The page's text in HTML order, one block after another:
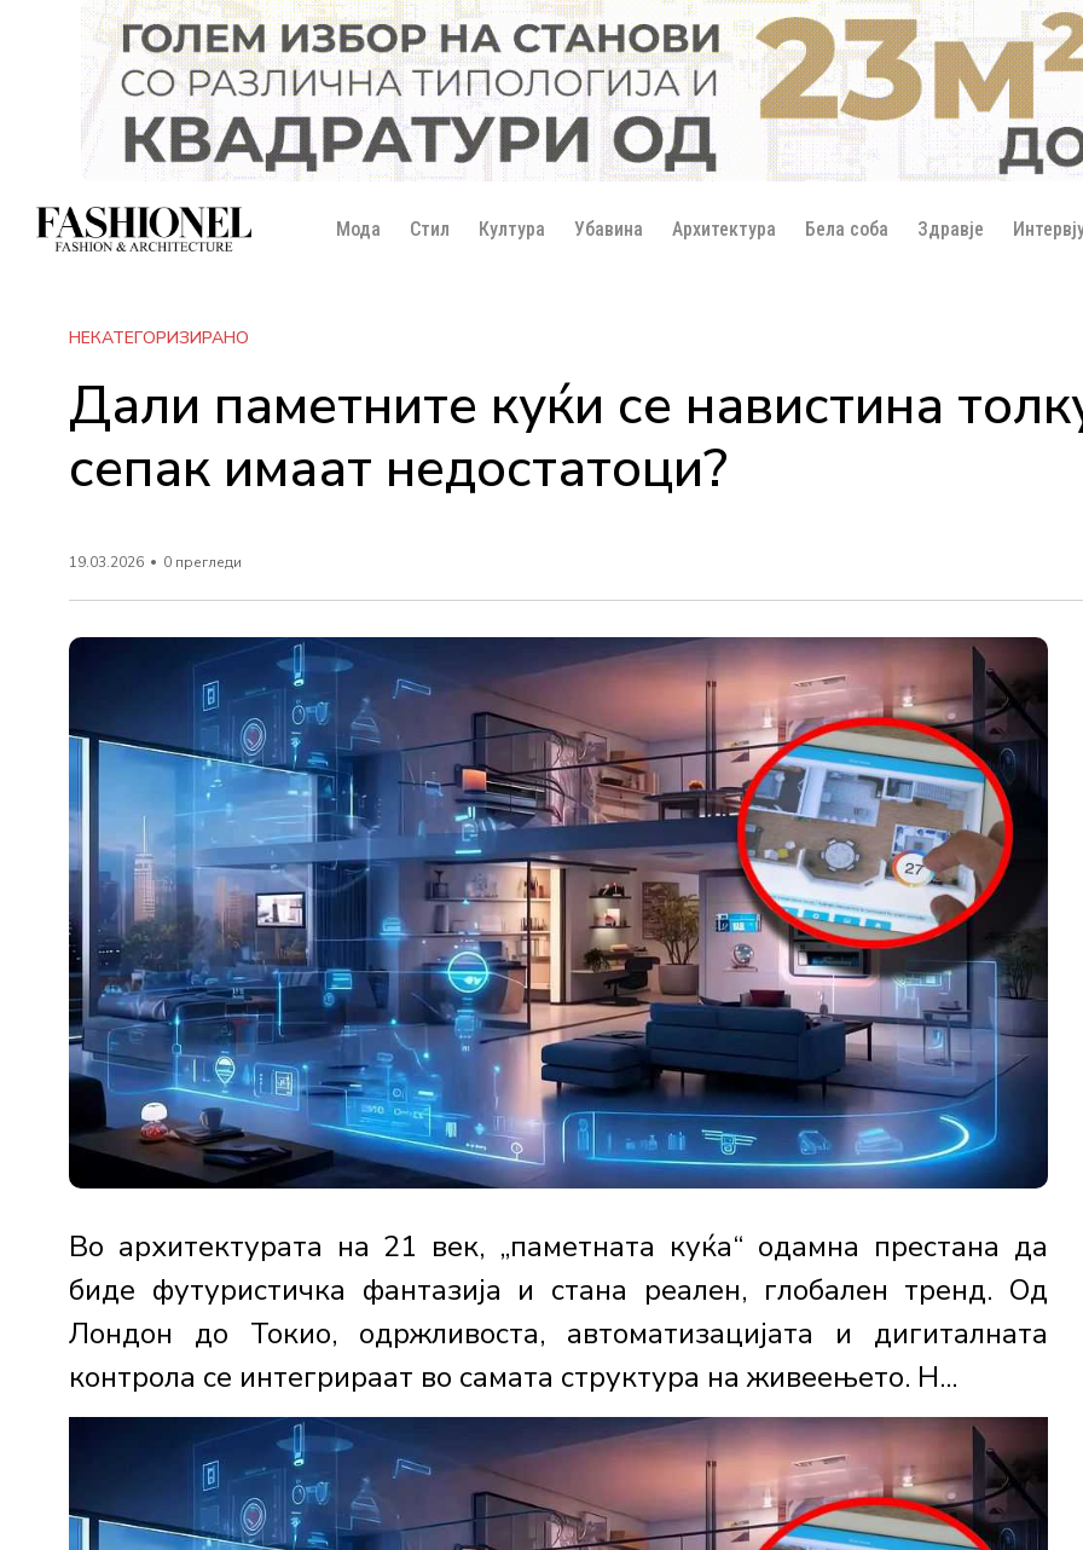
Мода Стил Култура Убавина Архитектура Бела соба Здравје
НЕКАТЕГОРИЗИРАНО
Дали паметните куќи се навистина
сепак имаат недостатоци?
19.03.2026 0 прегледи
Во архитектурата на 21 век, „паметната куќа“ одамна престана да
биде футуристичка фантазија и стана реален, глобален тренд. Од
Лондон до Токио, одржливоста, автоматизацијата и дигиталната
контрола се интегрираат во самата структура на живеењето. Н...